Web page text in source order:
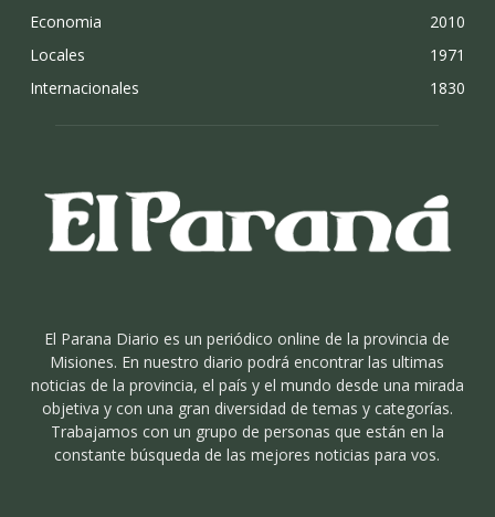
Economia
2010
Locales
1971
Internacionales
1830
El Parana Diario es un periódico online de la provincia de
Misiones. En nuestro diario podrá encontrar las ultimas
noticias de la provincia, el país y el mundo desde una mirada
objetiva y con una gran diversidad de temas y categorías.
Trabajamos con un grupo de personas que están en la
constante búsqueda de las mejores noticias para vos.